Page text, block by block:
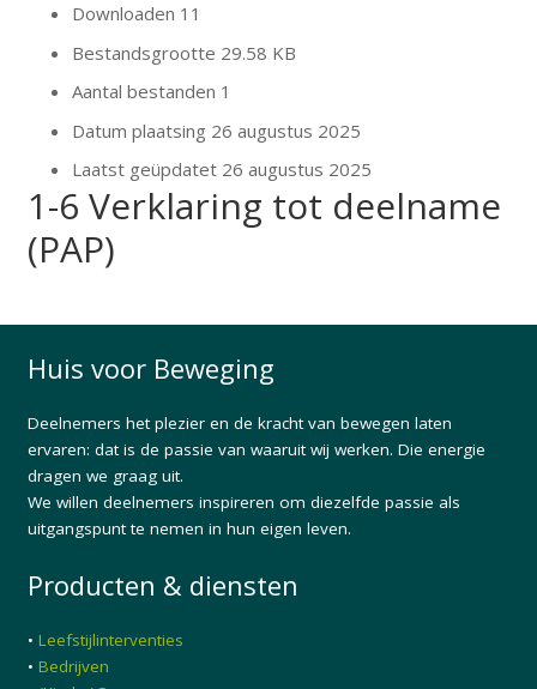
Downloaden 11
Bestandsgrootte 29.58 KB
Aantal bestanden 1
Datum plaatsing 26 augustus 2025
Laatst geüpdatet 26 augustus 2025
1-6 Verklaring tot deelname
(PAP)
Huis voor Beweging
Deelnemers het plezier en de kracht van bewegen laten
ervaren: dat is de passie van waaruit wij werken. Die energie
dragen we graag uit.
We willen deelnemers inspireren om diezelfde passie als
uitgangspunt te nemen in hun eigen leven.
Producten & diensten
• Leefstijlinterventies
• Bedrijven